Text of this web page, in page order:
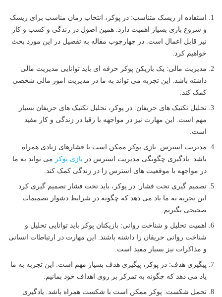
استفاده از ریسک متناسب: در پوکر، انتخاب زمان مناسب برای ریسک
و شروع بازی بسیار اهمیت دارد. همین اصول در زندگی و کسب و کار
نیز قابل اعمال است. در چهارچوب مقاله به تفصیل در این مورد بحث
خواهیم کرد.
مدیریت مالی: یک بازیکن پوکر حرفه ای باید توانایی مدیریت مالی
داشته باشد. این تجربه می تواند به ما در مدیریت امور مالی شخصی
کمک کند.
تحلیل تکتیک های حریفان: در پوکر، تحلیل تکتیک های حریفان بسیار
مهم است. این مهارت نیز در مواجهه با رقبا در زندگی و کار مفید
است.
مدیریت استرس: بازی پوکر ممکن است با فشارهای زیادی همراه
باشد. یادگیری چگونگی مدیریت استرس در بازی پوکر می تواند به ما
در مواجهه با موقعیت های استرس زا در زندگی کمک کند.
تصمیم گیری تحت فشار: در پوکر، باید تحت فشار تصمیم گیری کرد.
این تجربه به ما یاد می دهد که چگونه در شرایط دشوار تصمیمات
صحیحی بگیریم.
اهمیت تحلیل و شناخت روانی: بازیکنان پوکر باید توانایی تحلیل و
شناخت روانی حریفان را داشته باشند. این مهارت در ارتباطات انسانی
و مذاکرات نیز بسیار مفید است.
پیگیری هدف: در پوکر، پیگیری هدف بسیار مهم است. این تجربه به ما
یاد می دهد که چگونه به تمرکز بر روی اهداف خود بمانیم.
تحمل شکست: پوکر ممکن است با شکست همراه باشد. یادگیری